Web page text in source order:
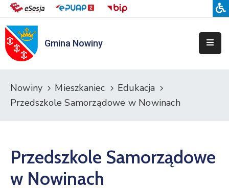
Gmina Nowiny
Liceum
Sportowe
Samorządowe
w
Podstawowa
Nowinach
Nowiny Mieszkaniec
Edukacja
Przedszkole Samorządowe w Nowinach
Przedszkole Samorządowe
w Nowinach